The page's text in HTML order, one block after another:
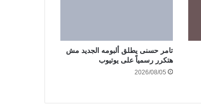
تامر حسنى يطلق ألبومه الجديد مش
هتكرر رسمياً على يوتيوب
2026/08/05